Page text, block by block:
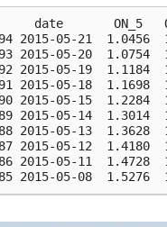
date       ON_5
94 2015-05-21  1.0456
93 2015-05-20  1.0754
92 2015-05-19  1.1184
91 2015-05-18  1.1698
90 2015-05-15  1.2284
89 2015-05-14  1.3014
88 2015-05-13  1.3628
87 2015-05-12  1.4180
86 2015-05-11  1.4728